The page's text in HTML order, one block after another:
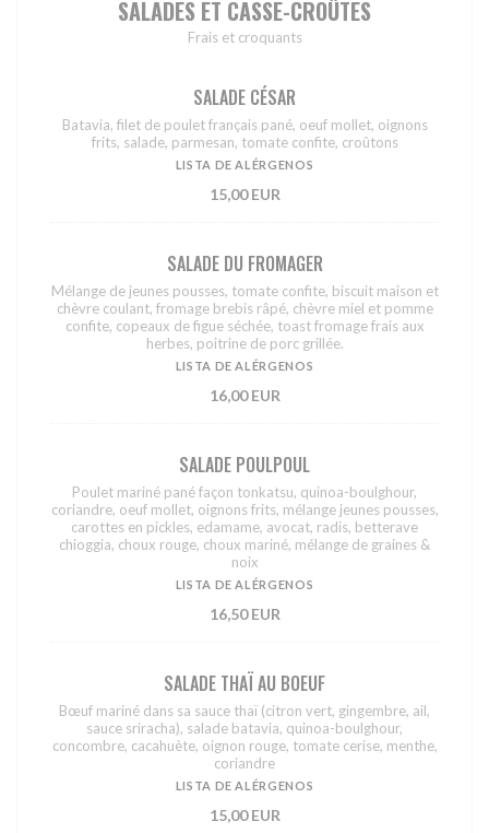
SALADES ET CASSE-CROÛTES
Frais et croquants
SALADE CÉSAR
Batavia, filet de poulet français pané, oeuf mollet, oignons
frits, salade, parmesan, tomate confite, croûtons
LISTA DE ALÉRGENOS
15,00 EUR
SALADE DU FROMAGER
Mélange de jeunes pousses, tomate confite, biscuit maison et
chèvre coulant, fromage brebis râpé, chèvre miel et pomme
confite, copeaux de figue séchée, toast fromage frais aux
herbes, poitrine de porc grillée.
LISTA DE ALÉRGENOS
16,00 EUR
SALADE POULPOUL
Poulet mariné pané façon tonkatsu, quinoa-boulghour,
coriandre, oeuf mollet, oignons frits, mélange jeunes pousses,
carottes en pickles, edamame, avocat, radis, betterave
chioggia, choux rouge, choux mariné, mélange de graines &
noix
LISTA DE ALÉRGENOS
16,50 EUR
SALADE THAÏ AU BOEUF
Bœuf mariné dans sa sauce thaï (citron vert, gingembre, ail,
sauce sriracha), salade batavia, quinoa-boulghour,
concombre, cacahuète, oignon rouge, tomate cerise, menthe,
coriandre
LISTA DE ALÉRGENOS
15,00 EUR